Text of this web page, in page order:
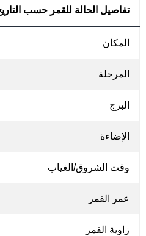
تفاصيل الحالة للقمر حسب
المكان
المرحلة
البرج
الإضاءة
وقت الشروق/الغياب
عمر القمر
زاوية القمر